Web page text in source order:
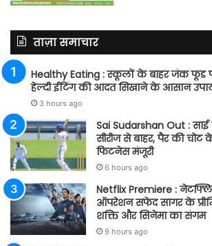
ताज़ा समाचार
Healthy Eating : स्कूलों के बाहर जंक फूड
हेल्दी ईटिंग की आदत सिखाने के आसान
3 hours ago
Sai Sudarshan Out : साई
सीरीज से बाहर, पैर की चोट
फिटनेस मंजूरी
6 hours ago
Netflix Premiere :
ऑपरेशन सफेद सागर के
शक्ति और सिनेमा का संगम
9 hours ago